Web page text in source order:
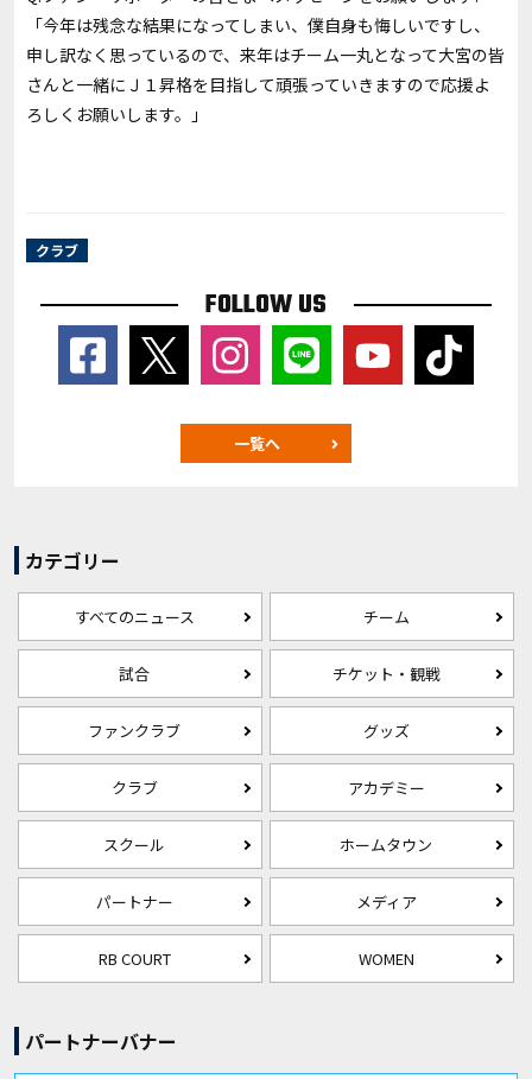
「今年は残念な結果になってしまい、僕自身も悔しいですし、
申し訳なく思っているので、来年はチーム一丸となって大宮の皆
さんと一緒にＪ１昇格を目指して頑張っていきますので応援よ
ろしくお願いします。」
クラブ
FOLLOW US
一覧へ
カテゴリー
すべてのニュース チーム
試合 チケット・観戦
ファンクラブ グッズ
クラブ アカデミー
スクール ホームタウン
パートナー メディア
RB COURT WOMEN
パートナーバナー